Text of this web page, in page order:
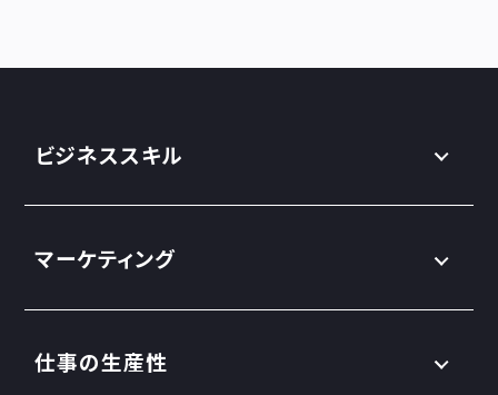
ビジネススキル
マーケティング
仕事の生産性